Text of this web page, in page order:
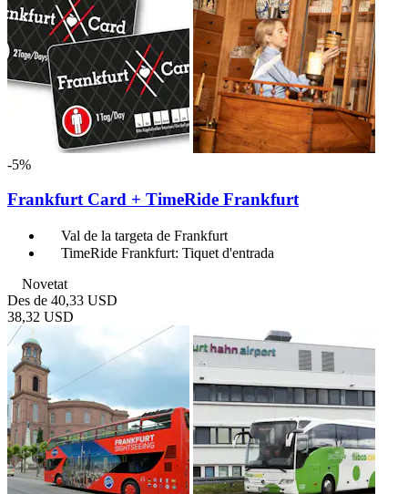
-5%
Frankfurt Card + TimeRide Frankfurt
Val de la targeta de Frankfurt
TimeRide Frankfurt: Tiquet d'entrada
Novetat
Des de 40,33 USD
38,32 USD